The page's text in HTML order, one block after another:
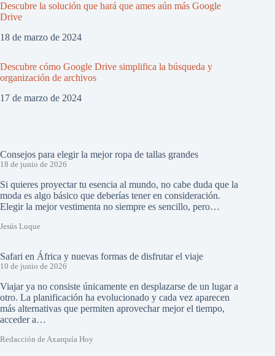
Descubre la solución que hará que ames aún más Google
Drive
18 de marzo de 2024
Descubre cómo Google Drive simplifica la búsqueda y
organización de archivos
17 de marzo de 2024
Consejos para elegir la mejor ropa de tallas grandes
18 de junio de 2026
Si quieres proyectar tu esencia al mundo, no cabe duda que la
moda es algo básico que deberías tener en consideración.
Elegir la mejor vestimenta no siempre es sencillo, pero…
Jesús Luque
Safari en África y nuevas formas de disfrutar el viaje
10 de junio de 2026
Viajar ya no consiste únicamente en desplazarse de un lugar a
otro. La planificación ha evolucionado y cada vez aparecen
más alternativas que permiten aprovechar mejor el tiempo,
acceder a…
Redacción de Axarquía Hoy